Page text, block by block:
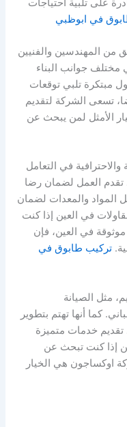
على تلبية احتياجات
في ابوظبي
من المهندسين والفنيين
مختلف جوانب البناء
مبتكرة تلبي توقعات
تسعى الشركة لتقديم
الأمثل لمن يبحث عن
في التعامل
تقدم العمل لضمان رضا
المواد والمعدات لضمان
في العين إذا كنت
في العين، فإن
تركيب طابوق في
مثل الصيانة
كما أنها تهتم بتطوير
تقديم خدمات متميزة
إذا كنت تبحث عن
اوكساجون هي الخيار